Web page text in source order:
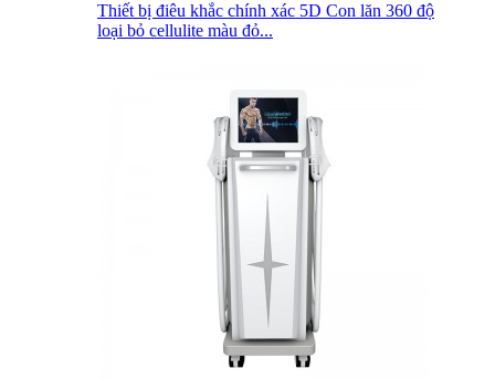
Thiết bị điêu khắc chính xác 5D Con lăn 360 độ
loại bỏ cellulite màu đỏ...